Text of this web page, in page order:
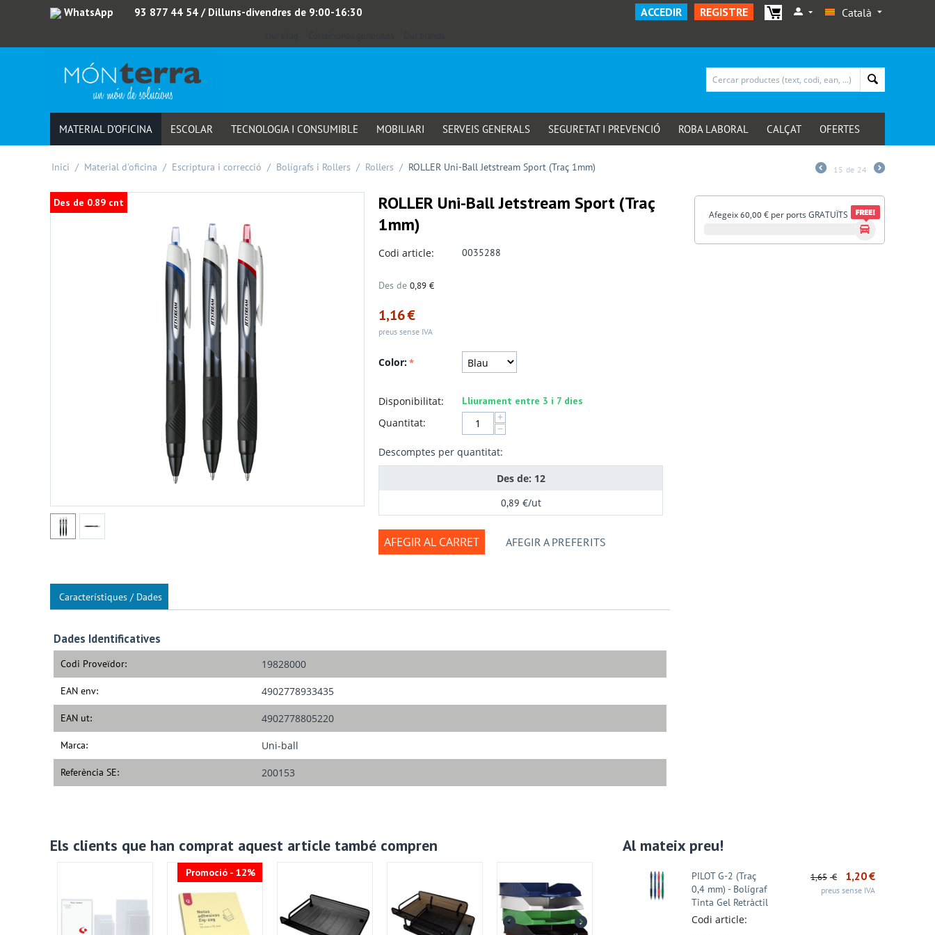
WhatsApp 93 877 44 54 / Dilluns-divendres de 9:00-16:30 Català
ACCEDIR REGISTRE
MATERIAL D'OFICINA ESCOLAR TECNOLOGIA I CONSUMIBLE MOBILIARI SERVEIS GENERALS SEGURETAT I PREVENCIÓ ROBA LABORAL CALÇAT OFERTES
Inici / Material d'oficina / Escriptura i correcció / Bolígrafs i Rollers / Rollers / ROLLER Uni-Ball Jetstream Sport (Traç 1mm) 15 de 24
Des de 0.89 cnt
ROLLER Uni-Ball Jetstream Sport (Traç
1mm)
Codi article: 0035288
Des de 0,89 €
1,16€
preus sense IVA
Color:
Disponibilitat: Lliurament entre 3 i 7 dies
Quantitat:
+
−
Descomptes per quantitat:
Des de: 12
0,89 €/ut
AFEGIR AL CARRET AFEGIR A PREFERITS
Característiques / Dades
Dades Identificatives
Codi Proveïdor: 19828000
EAN env: 4902778933435
EAN ut: 4902778805220
Marca: Uni-ball
Referència SE: 200153
Afegeix 60,00 €per ports GRATUÏTS
Els clients que han comprat aquest article també compren
Promoció - 12%
Al mateix preu!
PILOT G-2 (Traç
0,4 mm) - Bolígraf
Tinta Gel Retràctil
Codi article:
1,65 € 1,20€
preus sense IVA